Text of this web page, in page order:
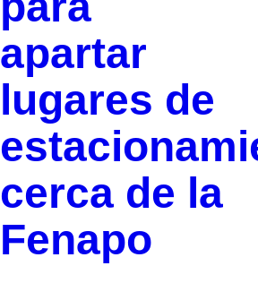
apartar
lugares de
cerca de la
Fenapo